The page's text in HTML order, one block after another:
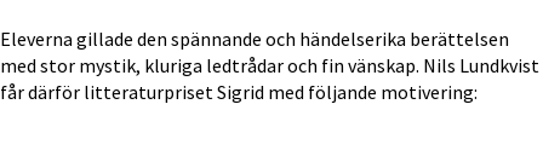
Eleverna gillade den spännande och händelserika berättelsen
med stor mystik, kluriga ledtrådar och fin vänskap. Nils Lundkvist
får därför litteraturpriset Sigrid med följande motivering: